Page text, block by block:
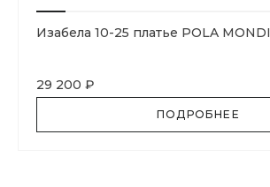
Изабела 10-25 платье POLA MONDI
29 200 ₽
ПОДРОБНЕЕ